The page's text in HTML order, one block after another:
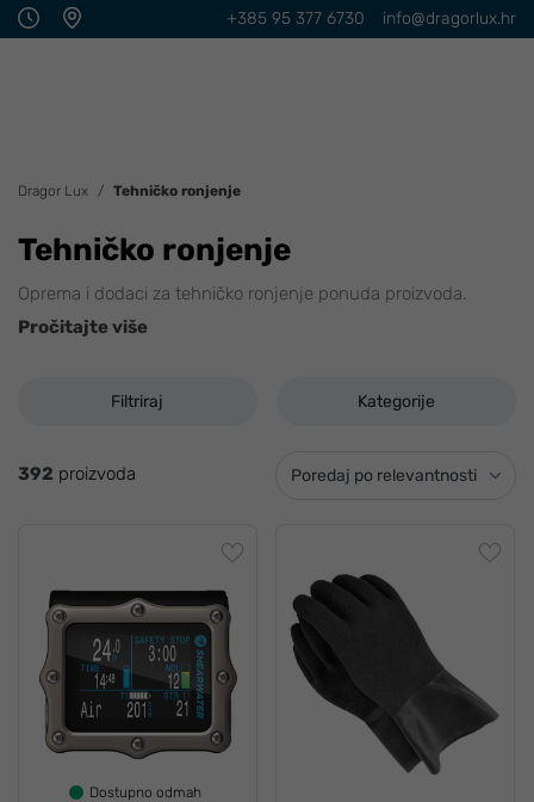
info@dragorlux.hr
+385 95 377 6730
Dragor Lux Tehničko ronjenje
Tehničko ronjenje
Oprema i dodaci za tehničko ronjenje ponuda proizvoda.
Pročitajte više
Filtriraj Kategorije
392 proizvoda Poredaj po relevantnosti
Dostupno odmah